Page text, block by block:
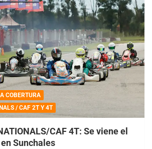
COBERTURA
/ CAF 2T Y 4T
CAF 4T: Se viene el
Sunchales